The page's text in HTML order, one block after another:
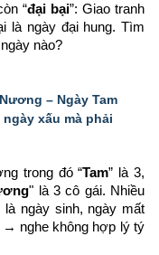
“đại bại”: Giao tranh
là ngày đại hung. Tìm
nào?
– Ngày Tam
xấu mà phải
trong đó “Tam” là 3,
" là 3 cô gái. Nhiều
ngày sinh, ngày mất
nghe không hợp lý tý